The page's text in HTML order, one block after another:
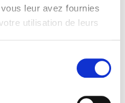
leur avez fournies
utilisation de leurs
la part de l’État, ne sont
et cofinancées par
formations faisant
pendant la durée normale